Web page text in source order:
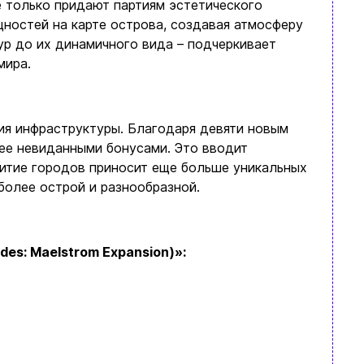
придают партиям эстетического
на карте острова, создавая атмосферу
до их динамичного вида – подчеркивает
инфраструктуры. Благодаря девяти новым
невиданными бонусами. Это вводит
городов приносит еще больше уникальных
острой и разнообразной.
Maelstrom Expansion)»: